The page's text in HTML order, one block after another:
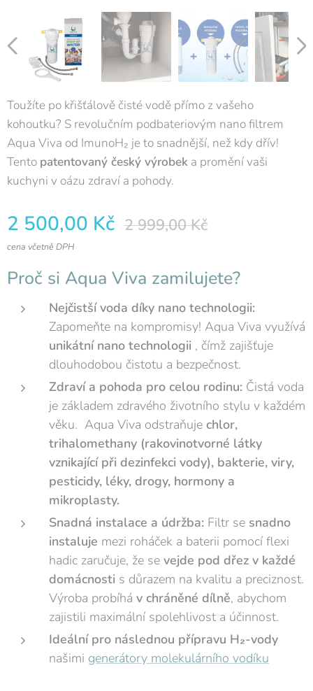
Toužíte po křišťálově čisté vodě přímo z vašeho
kohoutku? S revolučním podbateriovým nano filtrem
Aqua Viva od ImunoH₂ je to snadnější, než kdy dřív!
Tento patentovaný český výrobek a promění vaši
kuchyni v oázu zdraví a pohody.
2 500,00 Kč 2 999,00Kč
cena včetně DPH
Proč si Aqua Viva zamilujete?
Nejčistší voda díky nano technologii:
Zapomeňte na kompromisy! Aqua Viva využívá
unikátní nano technologii , čímž zajišťuje
dlouhodobou čistotu a bezpečnost.
Zdraví a pohoda pro celou rodinu: Čistá voda
je základem zdravého životního stylu v každém
věku. Aqua Viva odstraňuje chlor,
trihalomethany (rakovinotvorné látky
vznikající při dezinfekci vody), bakterie, viry,
pesticidy, léky, drogy, hormony a
mikroplasty.
Snadná instalace a údržba: Filtr se snadno
instaluje mezi roháček a baterii pomocí flexi
hadic zaručuje, že se vejde pod dřez v každé
domácnosti s důrazem na kvalitu a preciznost.
Výroba probíhá v chráněné dílně, abychom
zajistili maximální spolehlivost a účinnost.
Ideální pro následnou přípravu H₂-vody
našimi generátory molekulárního vodíku